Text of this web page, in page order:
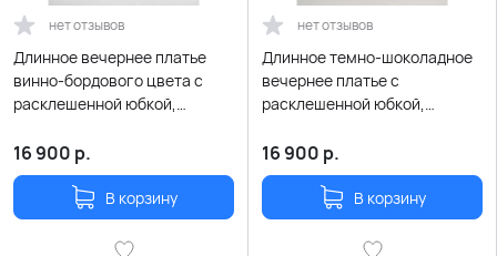
нет отзывов
Длинное вечернее платье
винно-бордового цвета с
расклешенной юбкой,
шнуровкой
16 900 р.
В корзину
нет отзывов
Длинное темно-шоколадное
вечернее платье с
расклешенной юбкой,
шнуровкой
16 900 р.
В корзину